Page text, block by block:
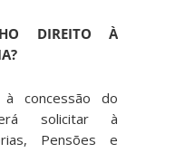
DIREITO À
concessão do
solicitar à
Pensões e